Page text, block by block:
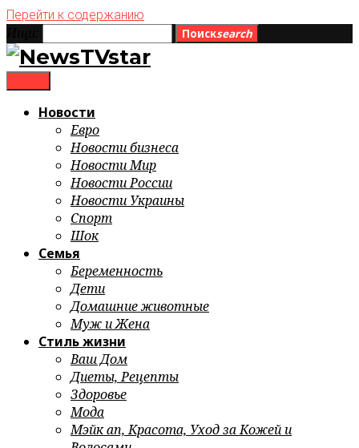
Перейти к содержанию
Поискsearch
Новости
Евро
Новости бизнеса
Новости Мир
Новости России
Новости Украины
Спорт
Шок
Семья
Беременность
Дети
Домашние животные
Муж и Жена
Стиль жизни
Ваш Дом
Диеты, Рецепты
Здоровье
Мода
Мэйк ап, Красота, Уход за Кожей и